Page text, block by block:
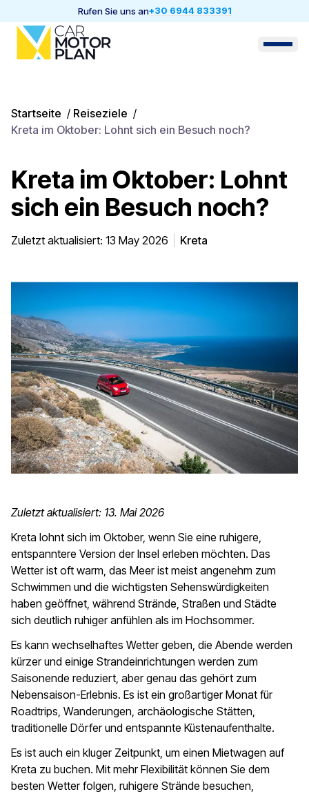
Rufen Sie uns an+30 6944 833391
Startseite / Reiseziele /
Kreta im Oktober: Lohnt sich ein Besuch noch?
Kreta im Oktober: Lohnt
sich ein Besuch noch?
Zuletzt aktualisiert: 13 May 2026 Kreta
Zuletzt aktualisiert: 13. Mai 2026
Kreta lohnt sich im Oktober, wenn Sie eine ruhigere,
entspanntere Version der Insel erleben möchten. Das
Wetter ist oft warm, das Meer ist meist angenehm zum
Schwimmen und die wichtigsten Sehenswürdigkeiten
haben geöffnet, während Strände, Straßen und Städte
sich deutlich ruhiger anfühlen als im Hochsommer.
Es kann wechselhaftes Wetter geben, die Abende werden
kürzer und einige Strandeinrichtungen werden zum
Saisonende reduziert, aber genau das gehört zum
Nebensaison-Erlebnis. Es ist ein großartiger Monat für
Roadtrips, Wanderungen, archäologische Stätten,
traditionelle Dörfer und entspannte Küstenaufenthalte.
Es ist auch ein kluger Zeitpunkt, um einen Mietwagen auf
Kreta zu buchen. Mit mehr Flexibilität können Sie dem
besten Wetter folgen, ruhigere Strände besuchen,